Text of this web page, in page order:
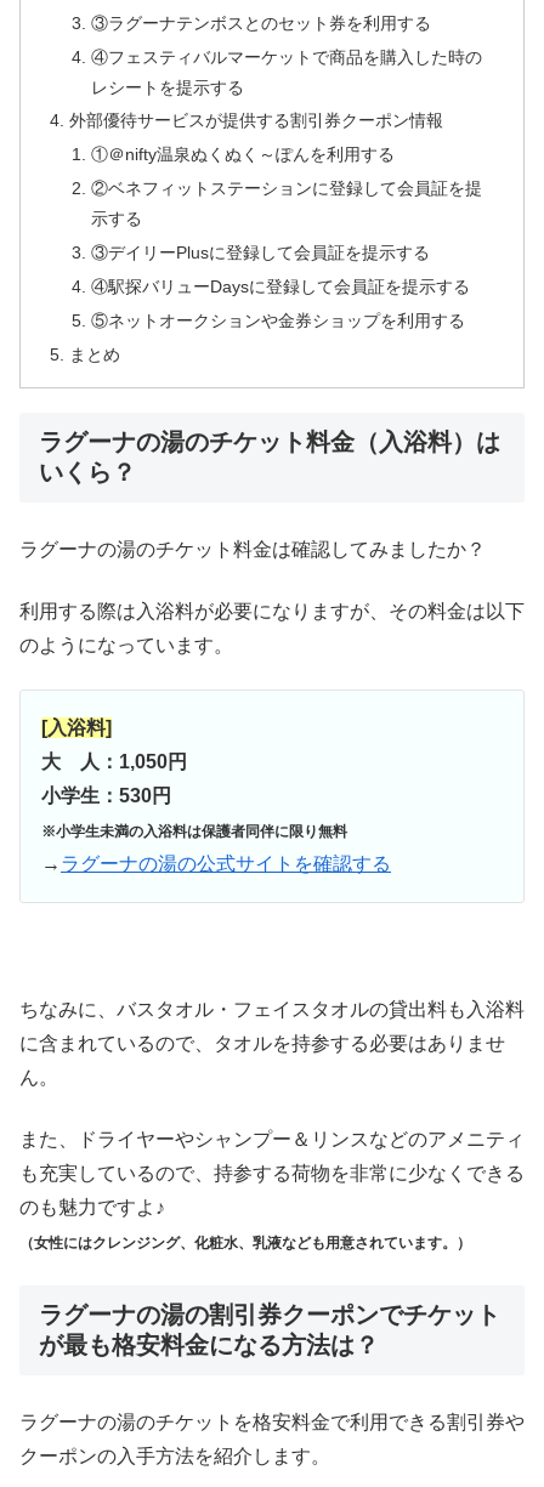
③ラグーナテンボスとのセット券を利用する
④フェスティバルマーケットで商品を購入した時の
レシートを提示する
外部優待サービスが提供する割引券クーポン情報
①＠nifty温泉ぬくぬく～ぽんを利用する
②ベネフィットステーションに登録して会員証を提
示する
③デイリーPlusに登録して会員証を提示する
④駅探バリューDaysに登録して会員証を提示する
⑤ネットオークションや金券ショップを利用する
まとめ
ラグーナの湯のチケット料金（入浴料）は
いくら？
ラグーナの湯のチケット料金は確認してみましたか？
利用する際は入浴料が必要になりますが、その料金は以下
のようになっています。
[入浴料]
大 人：1,050円
小学生：530円
※小学生未満の入浴料は保護者同伴に限り無料
→ ラグーナの湯の公式サイトを確認する
ちなみに、バスタオル・フェイスタオルの貸出料も入浴料
に含まれているので、タオルを持参する必要はありませ
ん。
また、ドライヤーやシャンプー＆リンスなどのアメニティ
も充実しているので、持参する荷物を非常に少なくできる
のも魅力ですよ♪
（女性にはクレンジング、化粧水、乳液なども用意されています。）
ラグーナの湯の割引券クーポンでチケット
が最も格安料金になる方法は？
ラグーナの湯のチケットを格安料金で利用できる割引券や
クーポンの入手方法を紹介します。